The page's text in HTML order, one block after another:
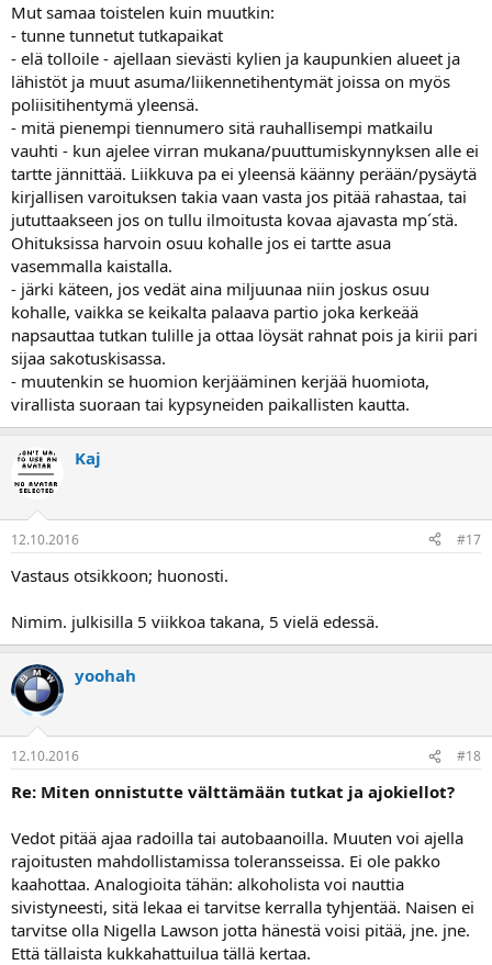
Mut samaa toistelen kuin muutkin:
- tunne tunnetut tutkapaikat
- elä tolloile - ajellaan sievästi kylien ja kaupunkien alueet ja
lähistöt ja muut asuma/liikennetihentymät joissa on myös
poliisitihentymä yleensä.
- mitä pienempi tiennumero sitä rauhallisempi matkailu
vauhti - kun ajelee virran mukana/puuttumiskynnyksen alle ei
tartte jännittää. Liikkuva pa ei yleensä käänny perään/pysäytä
kirjallisen varoituksen takia vaan vasta jos pitää rahastaa, tai
jututtaakseen jos on tullu ilmoitusta kovaa ajavasta mp´stä.
Ohituksissa harvoin osuu kohalle jos ei tartte asua
vasemmalla kaistalla.
- järki käteen, jos vedät aina miljuunaa niin joskus osuu
kohalle, vaikka se keikalta palaava partio joka kerkeää
napsauttaa tutkan tulille ja ottaa löysät rahnat pois ja kirii pari
sijaa sakotuskisassa.
- muutenkin se huomion kerjääminen kerjää huomiota,
virallista suoraan tai kypsyneiden paikallisten kautta.
Kaj
12.10.2016 #17
Vastaus otsikkoon; huonosti.
Nimim. julkisilla 5 viikkoa takana, 5 vielä edessä.
yoohah
12.10.2016 #18
Re: Miten onnistutte välttämään tutkat ja ajokiellot?
Vedot pitää ajaa radoilla tai autobaanoilla. Muuten voi ajella
rajoitusten mahdollistamissa toleransseissa. Ei ole pakko
kaahottaa. Analogioita tähän: alkoholista voi nauttia
sivistyneesti, sitä lekaa ei tarvitse kerralla tyhjentää. Naisen ei
tarvitse olla Nigella Lawson jotta hänestä voisi pitää, jne. jne.
Että tällaista kukkahattuilua tällä kertaa.